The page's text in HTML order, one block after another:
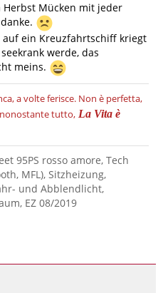
Mücken mit jeder
ein Kreuzfahrtschiff kriegt
werde, das
meins.
a volte ferisce. Non è perfetta,
tutto, La Vita è
95PS rosso amore, Tech
MFL), Sitzheizung,
und Abblendlicht,
EZ 08/2019